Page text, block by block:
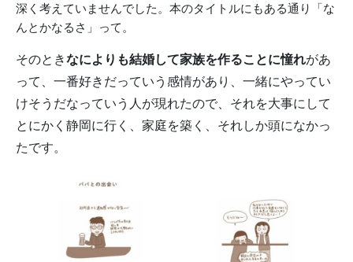
深く考えていませんでした。本のタイトルにもある通り「な
んとかなるさ」って。
そのときなによりも結婚して家族を作ることに憧れがあ
って、 一番好きだっていう感情があり、 一緒にやってい
けそうだなっていう人が現れたので、それを大事にして
とにかく静岡に行く、家庭を築く、 それしか頭になかっ
たです。